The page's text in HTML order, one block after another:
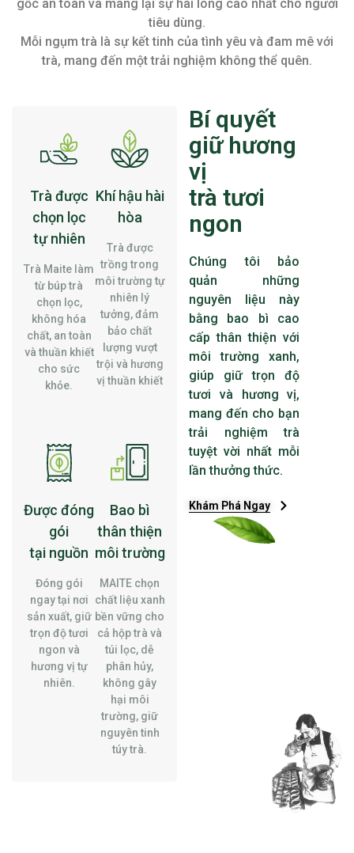
gốc an toàn và mang lại sự hài lòng cao nhất cho người
tiêu dùng.
Mỗi ngụm trà là sự kết tinh của tình yêu và đam mê với
trà, mang đến một trải nghiệm không thể quên.
Trà được
chọn lọc
tự nhiên
Trà Maite làm
từ búp trà
chọn lọc,
không hóa
chất, an toàn
và thuần khiết
cho sức
khỏe.
Khí hậu hài
hòa
Trà được
trồng trong
môi trường tự
nhiên lý
tưởng, đảm
bảo chất
lượng vượt
trội và hương
vị thuần khiết
Được đóng
gói
tại nguồn
Đóng gói
ngay tại nơi
sản xuất, giữ
trọn độ tươi
ngon và
hương vị tự
nhiên.
Bao bì
thân thiện
môi trường
MAITE chọn
chất liệu xanh
bền vững cho
cả hộp trà và
túi lọc, dễ
phân hủy,
không gây
hại môi
trường, giữ
nguyên tinh
túy trà.
Bí quyết
giữ hương
vị
trà tươi
ngon
Chúng tôi bảo
quản những
nguyên liệu này
bằng bao bì cao
cấp thân thiện với
môi trường xanh,
giúp giữ trọn độ
tươi và hương vị,
mang đến cho bạn
trải nghiệm trà
tuyệt vời nhất mỗi
lần thưởng thức.
Khám Phá Ngay